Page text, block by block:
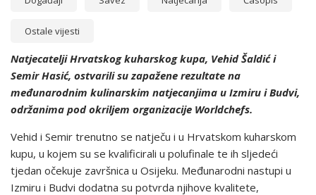
Ostale vijesti
Natjecatelji Hrvatskog kuharskog kupa, Vehid Šaldić i
Semir Hasić, ostvarili su zapažene rezultate na
međunarodnim kulinarskim natjecanjima u Izmiru i Budvi,
održanima pod okriljem organizacije Worldchefs.
Vehid i Semir trenutno se natječu i u Hrvatskom kuharskom
kupu, u kojem su se kvalificirali u polufinale te ih sljedeći
tjedan očekuje završnica u Osijeku. Međunarodni nastupi u
Izmiru i Budvi dodatna su potvrda njihove kvalitete,